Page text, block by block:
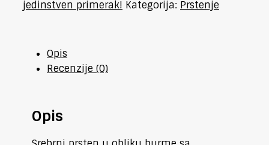
mikrocirkonima
jedinstven primerak! Kategorija: Prstenje
Opis
Recenzije (0)
Opis